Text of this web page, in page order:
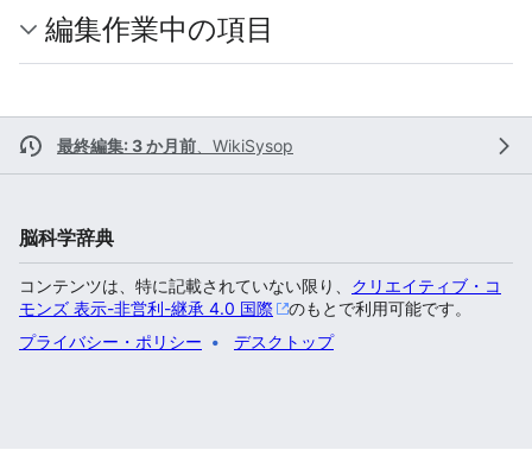
編集作業中の項目
最終編集: 3 か月前 WikiSysop
脳科学辞典
コンテンツは、特に記載されていない限り、 クリエイティブ・コ
モンズ 表示-非営利-継承 4.0 国際
のもとで利用可能です。
プライバシー・ポリシー
デスクトップ